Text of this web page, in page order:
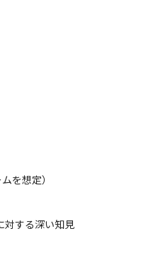
ます
挑戦できます
を想定）
対する深い知見